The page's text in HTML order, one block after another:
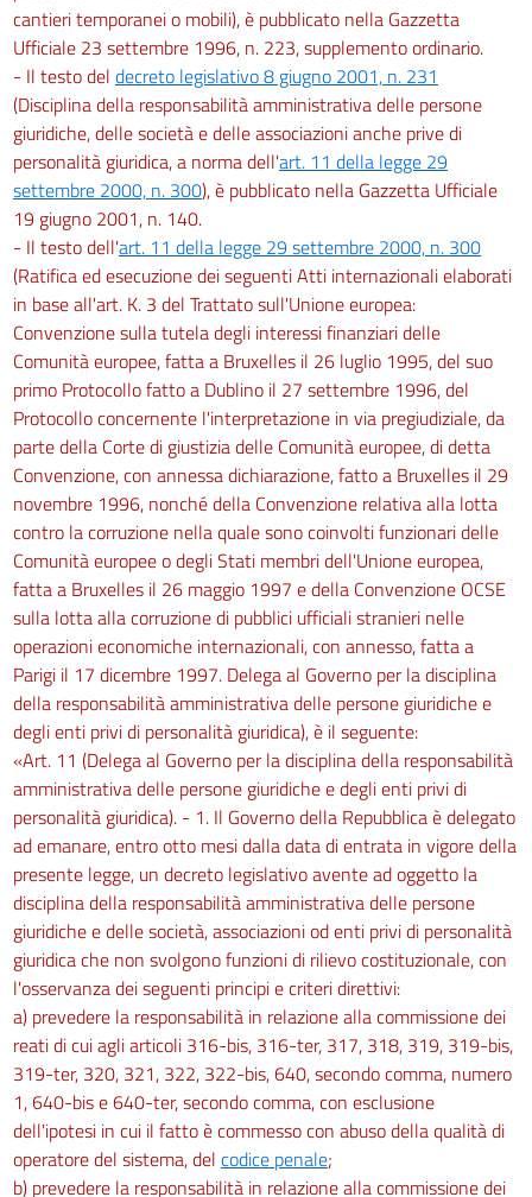
163
164
Capo II
Sanzioni
165
166
MOVIMENTAZIONE MANUALE DEI CARICHI
Capo I
Disposizioni generali
167
168
169
Capo II
Sanzioni
170
171
Titolo VII
ATTREZZATURE MUNITE DI VIDEOTERMINALI
Capo I
Disposizioni generali
172
173
Capo II
Obblighi del datore di lavoro, dei dirigenti e dei preposti
174
175
176
177
Capo III
Sanzioni
178
cantieri temporanei o mobili), è pubblicato nella Gazzetta
Ufficiale 23 settembre 1996, n. 223, supplemento ordinario.
- Il testo del decreto legislativo 8 giugno 2001, n. 231
(Disciplina della responsabilità amministrativa delle persone
giuridiche, delle società e delle associazioni anche prive di
personalità giuridica, a norma dell'art. 11 della legge 29
settembre 2000, n. 300), è pubblicato nella Gazzetta Ufficiale
19 giugno 2001, n. 140.
- Il testo dell'art. 11 della legge 29 settembre 2000, n. 300
(Ratifica ed esecuzione dei seguenti Atti internazionali elaborati
in base all'art. K. 3 del Trattato sull'Unione europea:
Convenzione sulla tutela degli interessi finanziari delle
Comunità europee, fatta a Bruxelles il 26 luglio 1995, del suo
primo Protocollo fatto a Dublino il 27 settembre 1996, del
Protocollo concernente l'interpretazione in via pregiudiziale, da
parte della Corte di giustizia delle Comunità europee, di detta
Convenzione, con annessa dichiarazione, fatto a Bruxelles il 29
novembre 1996, nonché della Convenzione relativa alla lotta
contro la corruzione nella quale sono coinvolti funzionari delle
Comunità europee o degli Stati membri dell'Unione europea,
fatta a Bruxelles il 26 maggio 1997 e della Convenzione OCSE
sulla lotta alla corruzione di pubblici ufficiali stranieri nelle
operazioni economiche internazionali, con annesso, fatta a
Parigi il 17 dicembre 1997. Delega al Governo per la disciplina
della responsabilità amministrativa delle persone giuridiche e
degli enti privi di personalità giuridica), è il seguente:
«Art. 11 (Delega al Governo per la disciplina della responsabilità
amministrativa delle persone giuridiche e degli enti privi di
personalità giuridica). - 1. Il Governo della Repubblica è delegato
ad emanare, entro otto mesi dalla data di entrata in vigore della
presente legge, un decreto legislativo avente ad oggetto la
disciplina della responsabilità amministrativa delle persone
giuridiche e delle società, associazioni od enti privi di personalità
giuridica che non svolgono funzioni di rilievo costituzionale, con
l'osservanza dei seguenti principi e criteri direttivi:
a) prevedere la responsabilità in relazione alla commissione dei
reati di cui agli articoli 316-bis, 316-ter, 317, 318, 319, 319-bis,
319-ter, 320, 321, 322, 322-bis, 640, secondo comma, numero
1, 640-bis e 640-ter, secondo comma, con esclusione
dell'ipotesi in cui il fatto è commesso con abuso della qualità di
operatore del sistema, del codice penale;
b) prevedere la responsabilità in relazione alla commissione dei